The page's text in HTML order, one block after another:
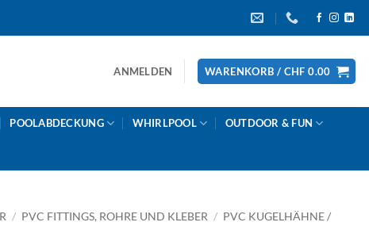
ANMELDEN WARENKORB / CHF 0.00
POOLABDECKUNG WHIRLPOOL OUTDOOR & FUN
/ PVC FITTINGS, ROHRE UND KLEBER / PVC KUGELHÄHNE /